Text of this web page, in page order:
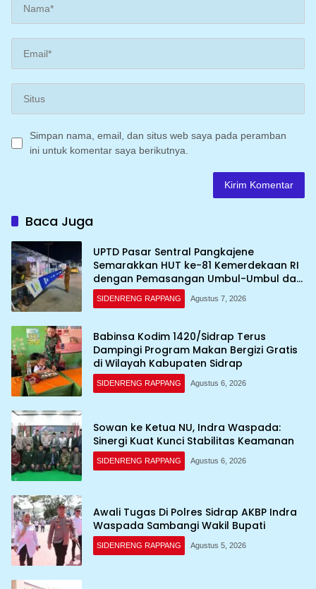
Simpan nama, email, dan situs web saya pada peramban
ini untuk komentar saya berikutnya.
Baca Juga
UPTD Pasar Sentral Pangkajene
Semarakkan HUT ke-81 Kemerdekaan RI
dengan Pemasangan Umbul-Umbul dan
Dekorasi Merah Putih
SIDENRENG RAPPANG Agustus 7, 2026
Babinsa Kodim 1420/Sidrap Terus
Dampingi Program Makan Bergizi Gratis
di Wilayah Kabupaten Sidrap
SIDENRENG RAPPANG Agustus 6, 2026
Sowan ke Ketua NU, Indra Waspada:
Sinergi Kuat Kunci Stabilitas Keamanan
SIDENRENG RAPPANG Agustus 6, 2026
Awali Tugas Di Polres Sidrap AKBP Indra
Waspada Sambangi Wakil Bupati
SIDENRENG RAPPANG Agustus 5, 2026